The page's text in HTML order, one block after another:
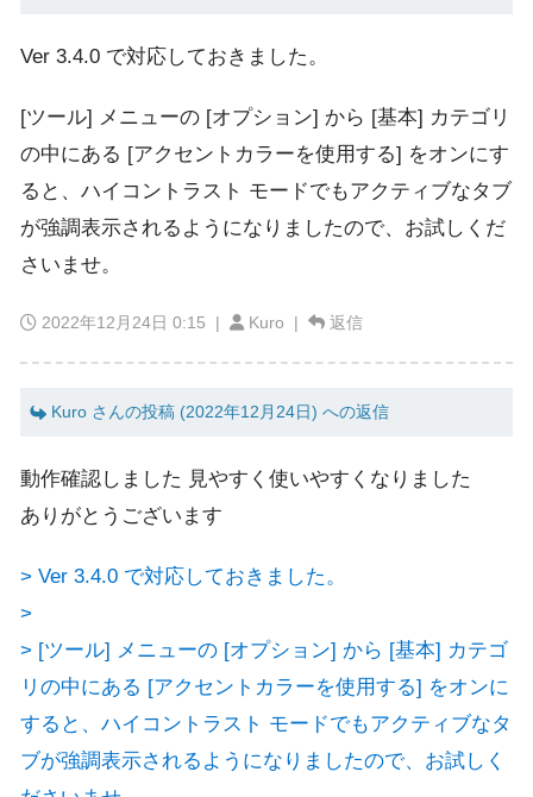
Ver 3.4.0 で対応しておきました。
[ツール] メニューの [オプション] から [基本] カテゴリ
の中にある [アクセントカラーを使用する] をオンにす
ると、ハイコントラスト モードでもアクティブなタブ
が強調表示されるようになりましたので、お試しくだ
さいませ。
2022年12月24日 0:15 | Kuro | 返信
Kuro さんの投稿 (2022年12月24日) への返信
動作確認しました 見やすく使いやすくなりました
ありがとうございます
> Ver 3.4.0 で対応しておきました。
>
> [ツール] メニューの [オプション] から [基本] カテゴ
リの中にある [アクセントカラーを使用する] をオンに
すると、ハイコントラスト モードでもアクティブなタ
ブが強調表示されるようになりましたので、お試しく